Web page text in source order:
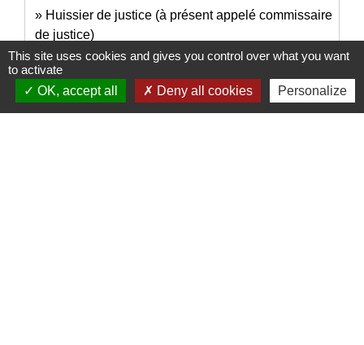
Huissier de justice (à présent appelé commissaire
de justice)
Signaler une erreur sur cette page
This site uses cookies and gives you control over what you want
to activate
OK, accept all
Deny all cookies Personalize